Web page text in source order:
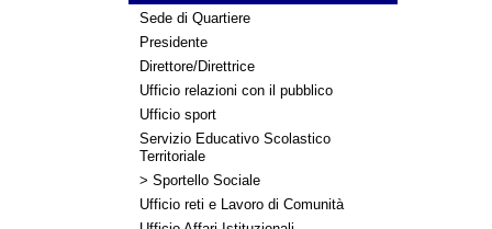
Sede di Quartiere
Presidente
Direttore/Direttrice
Ufficio relazioni con il pubblico
Ufficio sport
Servizio Educativo Scolastico
Territoriale
> Sportello Sociale
Ufficio reti e Lavoro di Comunità